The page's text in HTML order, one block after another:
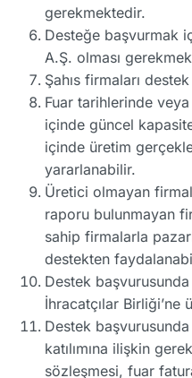
gerekmektedir.
Desteğe başvurmak
A.Ş. olması
Şahıs firmaları destek
Fuar tarihlerinde
içinde güncel
içinde üretim
yararlanabilir.
Üretici olmayan
raporu bulunmayan
sahip firmalarla
destekten
Destek
İhracatçılar Birliği’ne
Destek
katılımına ilişkin
sözleşmesi, fuar